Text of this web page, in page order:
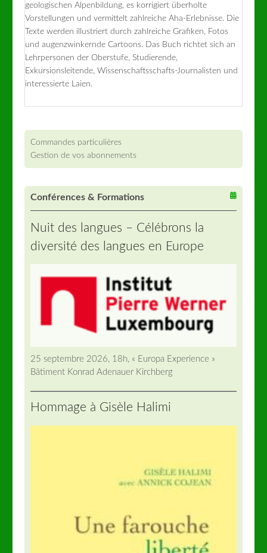
geologischen Alpenbildung, es korrigiert überholte
Vorstellungen und vermittelt zahlreiche Aha-Erlebnisse. Die
Texte werden illustriert durch zahlreiche Grafiken, Fotos
und augenzwinkernde Cartoons. Das Buch richtet sich an
Lehrpersonen der Oberstufe, Studierende,
Exkursionsleitende, Wissenschaftsschafts-Journalisten und
interessierte Laien.
Commandes particulières
Gestion de vos abonnements
Conférences & Formations
Nuit des langues – Célébrons la
diversité des langues en Europe
25 septembre 2026, 18h, « Europa Experience »
Bâtiment Konrad Adenauer Kirchberg
Hommage à Gisèle Halimi